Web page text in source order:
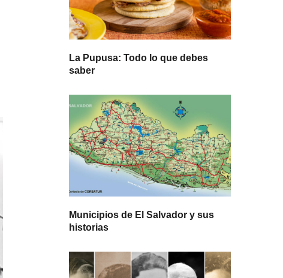
La Pupusa: Todo lo que debes
saber
Municipios de El Salvador y sus
historias